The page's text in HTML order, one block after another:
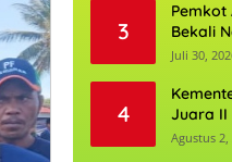
3
Pemkot
Bekali
Lapang
Prioritas
Juli 30,
4
Juara II
Agustus 2,